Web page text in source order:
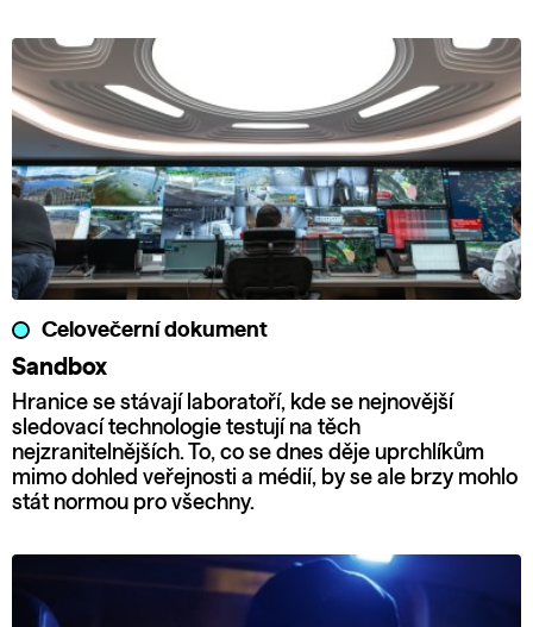
Celovečerní dokument
Sandbox
Hranice se stávají laboratoří, kde se nejnovější
sledovací technologie testují na těch
nejzranitelnějších. To, co se dnes děje uprchlíkům
mimo dohled veřejnosti a médií, by se ale brzy mohlo
stát normou pro všechny.